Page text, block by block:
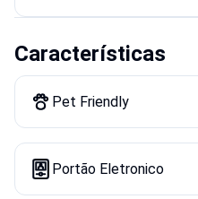
Características
Pet Friendly
Portão Eletronico